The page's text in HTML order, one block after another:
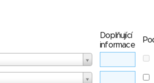
Doplňující
informace